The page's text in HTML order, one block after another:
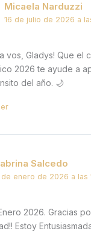
Micaela Narduzzi
16 de julio de 2026 a
vos, Gladys! Que el
2026 te ayude a
del año. 🌙
Salcedo
de enero de 2026 a las
2026. Gracias
Estoy